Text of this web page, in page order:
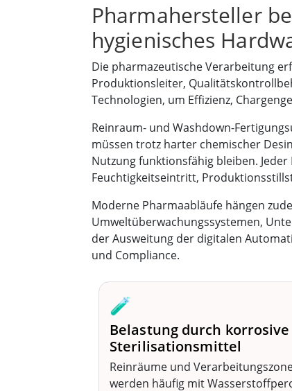
Pharmahersteller
hygienisches
Die pharmazeutische Verarbeitung
Produktionsleiter,
Technologien, um Effizienz,
Reinraum- und Washdown-
müssen trotz harter chemischer
Nutzung funktionsfähig bleiben.
Feuchtigkeitseintritt,
Moderne Pharmaabläufe hängen
Umweltüberwachungssystemen,
der Ausweitung der digitalen
und Compliance.
🧪
Belastung durch korrosive
Sterilisationsmittel
Reinräume und
werden häufig mit